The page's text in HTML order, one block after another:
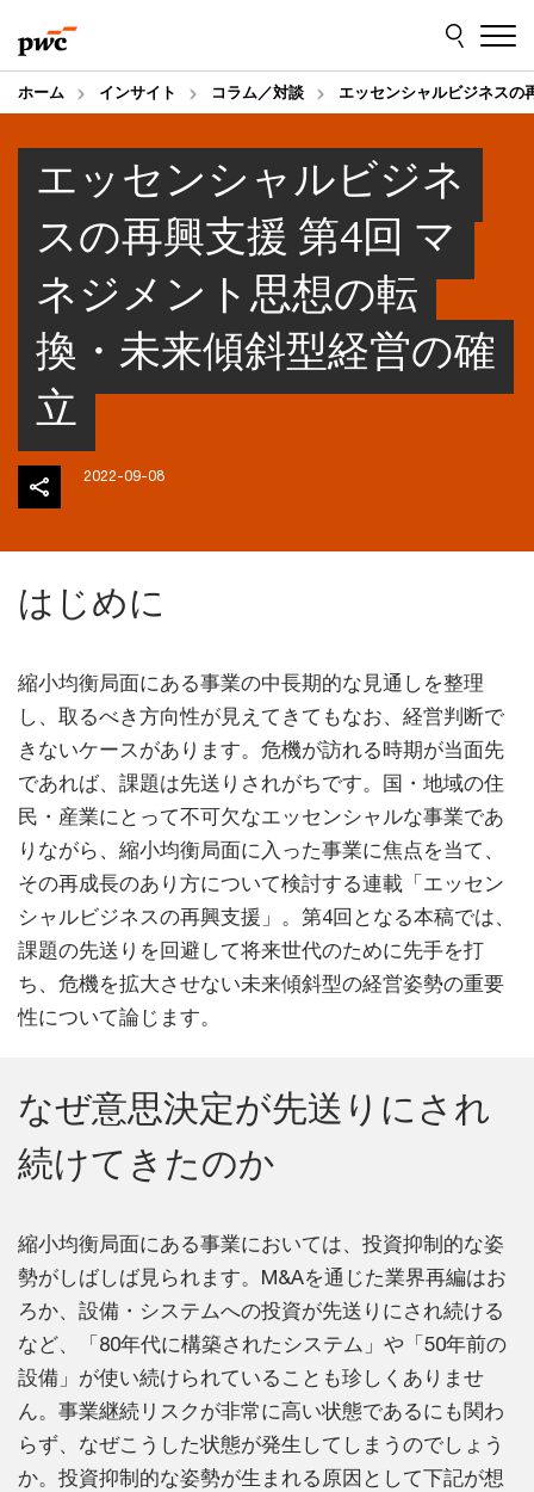
to
content
to
footer
ホーム インサイト コラム／対談 エッセンシャルビジネスの
エッセンシャルビジネ
スの再興支援 第4回 マ
ネジメント思想の転
換・未来傾斜型経営の確
立
2022-09-08
はじめに
縮小均衡局面にある事業の中長期的な見通しを整理
し、取るべき方向性が見えてきてもなお、経営判断で
きないケースがあります。危機が訪れる時期が当面先
であれば、課題は先送りされがちです。国・地域の住
民・産業にとって不可欠なエッセンシャルな事業であ
りながら、縮小均衡局面に入った事業に焦点を当て、
その再成長のあり方について検討する連載「エッセン
シャルビジネスの再興支援」。第4回となる本稿では、
課題の先送りを回避して将来世代のために先手を打
ち、危機を拡大させない未来傾斜型の経営姿勢の重要
性について論じます。
なぜ意思決定が先送りにされ
続けてきたのか
縮小均衡局面にある事業においては、投資抑制的な姿
勢がしばしば見られます。M&Aを通じた業界再編はお
ろか、設備・システムへの投資が先送りにされ続ける
など、「80年代に構築されたシステム」や「50年前の
設備」が使い続けられていることも珍しくありませ
ん。事業継続リスクが非常に高い状態であるにも関わ
らず、なぜこうした状態が発生してしまうのでしょう
か。投資抑制的な姿勢が生まれる原因として下記が想